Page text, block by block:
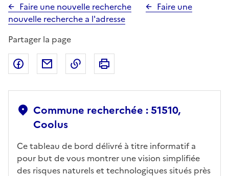
Faire une nouvelle recherche
Faire une
nouvelle recherche a l'adresse
Partager la page
Partager sur Facebook
Partager par emailCopier dans le presse-papier
Commune recherchée : 51510,
Coolus
Ce tableau de bord délivré à titre informatif a
pour but de vous montrer une vision simplifiée
des risques naturels et technologiques situés près